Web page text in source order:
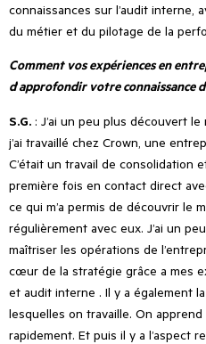
connaissances sur l’audit interne,
du métier et du pilotage de la
Comment vos expériences en
d’approfondir votre connaissance
S.G. : J’ai un peu plus découvert le
j’ai travaillé chez Crown, une
C’était un travail de consolidation
première fois en contact direct
ce qui m’a permis de découvrir le
régulièrement avec eux. J’ai un
maîtriser les opérations de l’
cœur de la stratégie grâce a mes
et audit interne . Il y a également
lesquelles on travaille. On
rapidement. Et puis il y a l’aspect